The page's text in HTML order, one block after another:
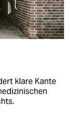
klare Kante